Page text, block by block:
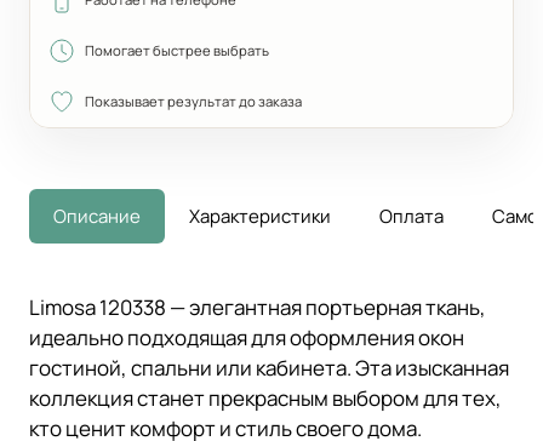
Помогает быстрее выбрать
Показывает результат до заказа
Описание Характеристики Оплата
Limosa 120338 — элегантная портьерная ткань,
идеально подходящая для оформления окон
гостиной, спальни или кабинета. Эта изысканная
коллекция станет прекрасным выбором для тех,
кто ценит комфорт и стиль своего дома.